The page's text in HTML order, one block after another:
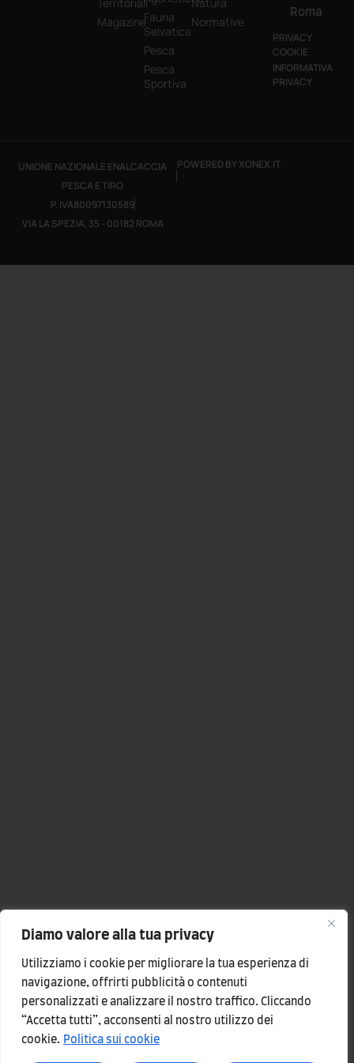
Diamo valore alla tua privacy
Utilizziamo i cookie per migliorare la tua esperienza di
navigazione, offrirti pubblicità o contenuti
personalizzati e analizzare il nostro traffico. Cliccando
“Accetta tutti”, acconsenti al nostro utilizzo dei
cookie. Politica sui cookie
MagazineFauna
Selvatica
Pesca
Pesca
Sportiva
Normative
Roma
PRIVACY
COOKIE
INFORMATIVA
PRIVACY
UNIONE NAZIONALE ENALCACCIA
PESCA E TIRO
P. IVA80097130589
VIA LA SPEZIA, 35 - 00182 ROMA
POWERED BY XONEX.IT